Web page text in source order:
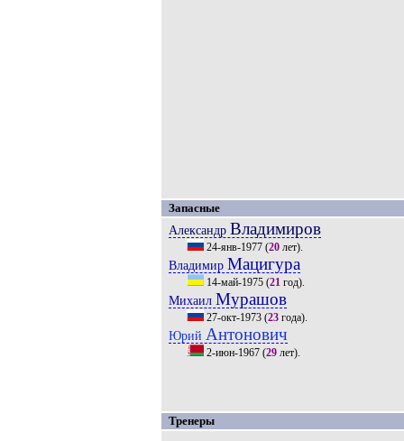
Запасные
Александр Владимиров
24-янв-1977(20лет).
Владимир Мацигура
14-май-1975(21год).
Михаил Мурашов
27-окт-1973(23года).
Юрий Антонович
2-июн-1967(29лет).
Тренеры